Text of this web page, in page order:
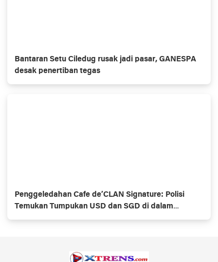
Bantaran Setu Ciledug rusak jadi pasar, GANESPA
desak penertiban tegas
Penggeledahan Cafe de’CLAN Signature: Polisi
Temukan Tumpukan USD dan SGD di dalam
Brankas Rahasia